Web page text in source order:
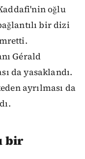
oğlu
bir dizi
Gérald
da yasaklandı.
ayrılması da
bir